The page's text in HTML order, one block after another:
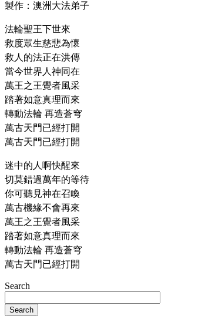
製作：澳洲大法弟子
法輪聖王下世來
救度眾生慈悲為懷
救人的法正在洪傳
當今世界人神同在
萬王之王覺者風采
踏著如意真理而來
轉動法輪 再造蒼穹
萬古天門已經打開
萬古天門已經打開
迷中的人啊快醒來
切莫錯過萬年的等待
你可聽見神在召喚
萬古機緣不會再來
萬王之王覺者風采
踏著如意真理而來
轉動法輪 再造蒼穹
萬古天門已經打開
Search
Search